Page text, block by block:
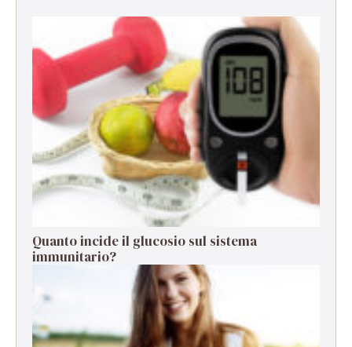
Quanto incide il glucosio sul sistema
immunitario?